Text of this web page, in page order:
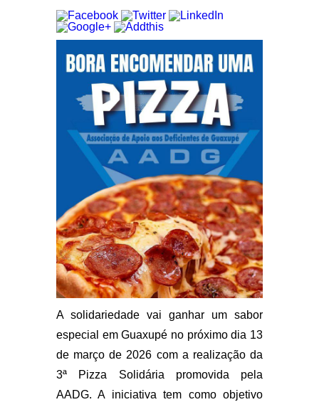
A solidariedade vai ganhar um sabor
especial em Guaxupé no próximo dia 13
de março de 2026 com a realização da
3ª Pizza Solidária promovida pela
AADG. A iniciativa tem como objetivo